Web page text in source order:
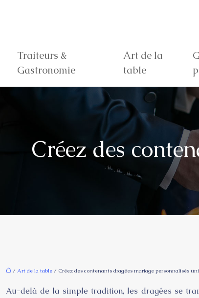
Traiteurs &
Gastronomie
Art de la
table
Créez des
/ Art de la table / Créez des contenants dragées mariage personnalisés
Au-delà de la simple tradition, les dragées se